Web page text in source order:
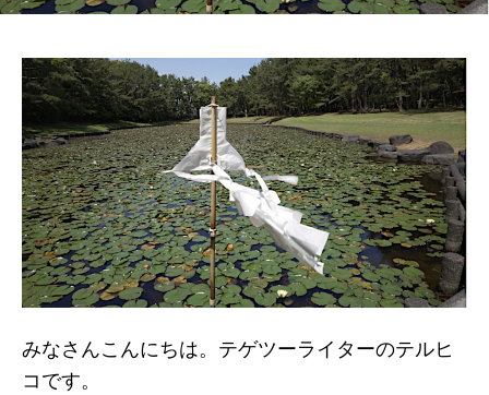
みなさんこんにちは。テゲツーライターのテルヒ
コです。